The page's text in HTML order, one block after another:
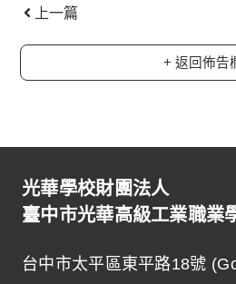
上一篇
+ 返回佈告
光華學校財團法人
臺中市光華高級工業職業
台中市太平區東平路18號 (